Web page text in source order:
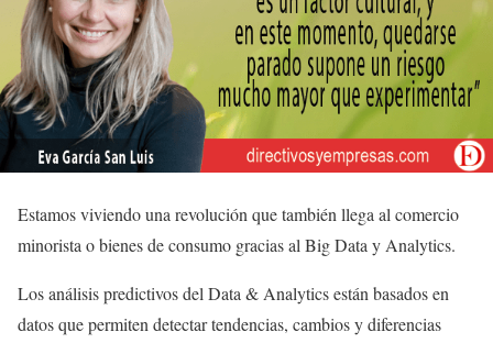
Estamos viviendo una revolución que también llega al comercio
minorista o bienes de consumo gracias al Big Data y Analytics.
Los análisis predictivos del Data & Analytics están basados en
datos que permiten detectar tendencias, cambios y diferencias